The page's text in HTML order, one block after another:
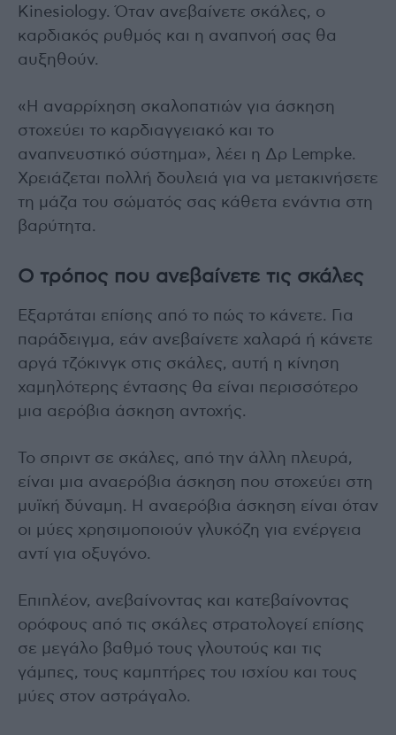
Kinesiology. Όταν ανεβαίνετε σκάλες, ο
καρδιακός ρυθμός και η αναπνοή σας θα
αυξηθούν.
«Η αναρρίχηση σκαλοπατιών για άσκηση
στοχεύει το καρδιαγγειακό και το
αναπνευστικό σύστημα», λέει η Δρ Lempke.
Χρειάζεται πολλή δουλειά για να μετακινήσετε
τη μάζα του σώματός σας κάθετα ενάντια στη
βαρύτητα.
Ο τρόπος που ανεβαίνετε τις σκάλες
Εξαρτάται επίσης από το πώς το κάνετε. Για
παράδειγμα, εάν ανεβαίνετε χαλαρά ή κάνετε
αργά τζόκινγκ στις σκάλες, αυτή η κίνηση
χαμηλότερης έντασης θα είναι περισσότερο
μια αερόβια άσκηση αντοχής.
Το σπριντ σε σκάλες, από την άλλη πλευρά,
είναι μια αναερόβια άσκηση που στοχεύει στη
μυϊκή δύναμη. Η αναερόβια άσκηση είναι όταν
οι μύες χρησιμοποιούν γλυκόζη για ενέργεια
αντί για οξυγόνο.
Επιπλέον, ανεβαίνοντας και κατεβαίνοντας
ορόφους από τις σκάλες στρατολογεί επίσης
σε μεγάλο βαθμό τους γλουτούς και τις
γάμπες, τους καμπτήρες του ισχίου και τους
μύες στον αστράγαλο.